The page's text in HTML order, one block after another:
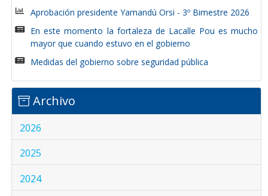
Aprobación presidente Yamandú Orsi - 3º Bimestre 2026
En este momento la fortaleza de Lacalle Pou es mucho
mayor que cuando estuvo en el gobierno
Medidas del gobierno sobre seguridad pública
Archivo
2026
2025
2024